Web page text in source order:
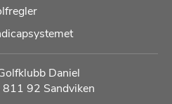
Daniel
92 Sandviken